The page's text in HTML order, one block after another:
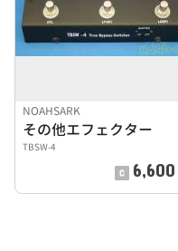
NOAHSARK
その他エフェクター
TBSW-4
6,600